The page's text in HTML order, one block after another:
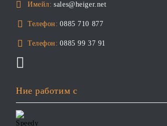
Имейл: sales@heiger.net
Телефон: 0885 710 877
Телефон: 0885 99 37 91
Ние работим с